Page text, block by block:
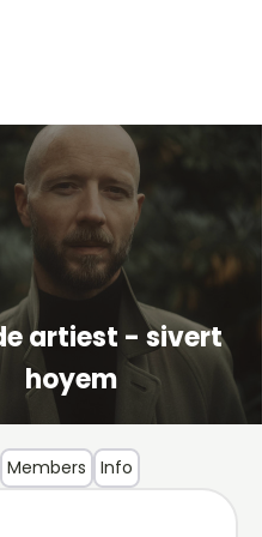
artiest - sivert
hoyem
Members Info